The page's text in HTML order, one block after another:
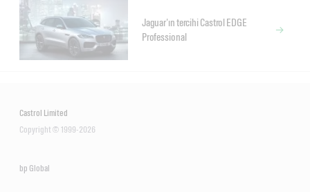
Jaguar'ın tercihi Castrol EDGE
Professional
Castrol Limited
Copyright © 1999-2026
bp Global